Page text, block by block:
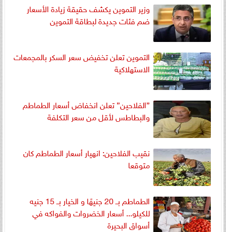
وزير التموين يكشف حقيقة زيادة الأسعار
ضم فئات جديدة لبطاقة التموين
التموين تعلن تخفيض سعر السكر بالمجمعات
الاستهلاكية
”الفلاحين” تعلن انخفاض أسعار الطماطم
والبطاطس لأقل من سعر التكلفة
نقيب الفلاحين: انهيار أسعار الطماطم كان
متوقعا
الطماطم بــ 20 جنيهًا و الخيار بــ 15 جنيه
للكيلو... أسعار الخضروات والفواكه في
أسواق البحيرة